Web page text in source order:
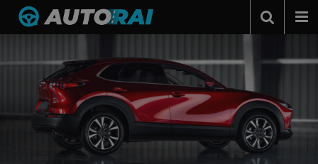
Podcast
Autotests
Automerken
Adverteren